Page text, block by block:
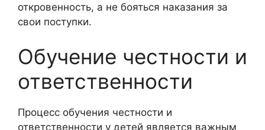
откровенность, а не бояться наказания за
свои поступки.
Обучение честности и
ответственности
Процесс обучения честности и
ответственности у детей является важным